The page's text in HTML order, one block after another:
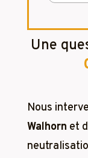
Une
Nous
Walhorn et